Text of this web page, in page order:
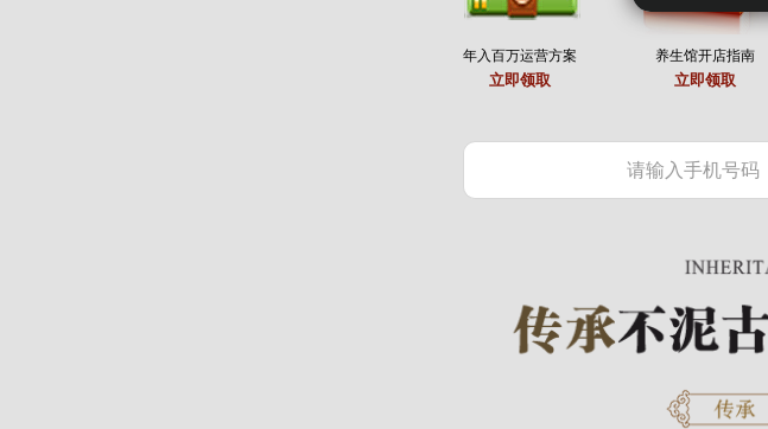
年入百万运营方案
立即领取
养生馆开店指南
立即领取